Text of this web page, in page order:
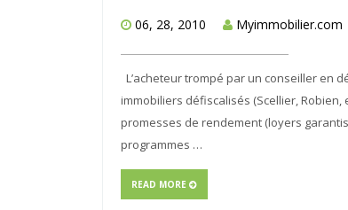
06, 28, 2010 Myimmobilier.com
L’acheteur trompé par un conseiller en
immobiliers défiscalisés (Scellier,
promesses de rendement (loyers
programmes …
READ MORE